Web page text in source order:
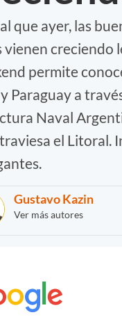
que ayer, las
vienen creciendo
permite
Paraguay a
Naval
el Litoral.
Gustavo Kazin
Ver más autores